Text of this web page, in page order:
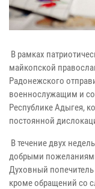
В рамках
майкопской
Радонежского
военнослужащим и
Республике Адыгея,
постоянной
В течение двух
добрыми
Духовный
кроме обращений со